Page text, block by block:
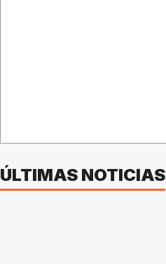
ÚLTIMAS NOTICIAS